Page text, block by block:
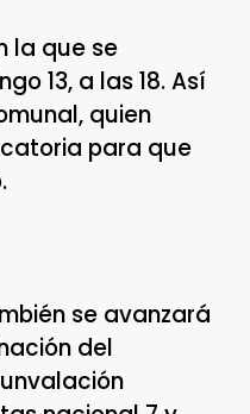
la que se
13, a las 18. Así
quien
para que
se avanzará
del